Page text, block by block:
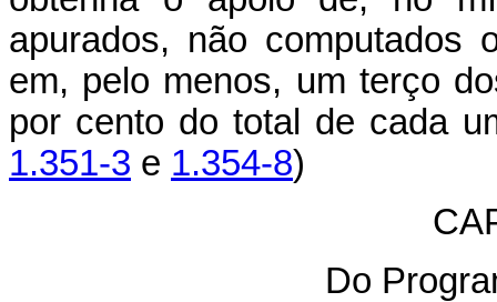
apurados, não computados
em, pelo menos, um terço
por cento do total de
1.351-3 e 1.354-8)
Do